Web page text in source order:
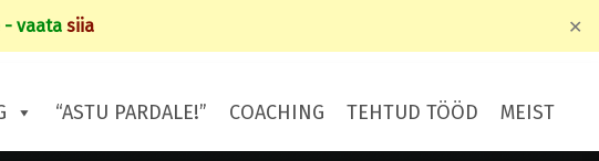
- vaata siia ✕
“ASTU PARDALE!” COACHING TEHTUD TÖÖD MEIST